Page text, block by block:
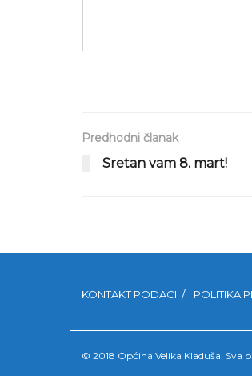
Predhodni članak
Sretan vam 8. mart!
KONTAKT PODACI POLITIKA
© 2018 Općina Velika Kladuša. Sva